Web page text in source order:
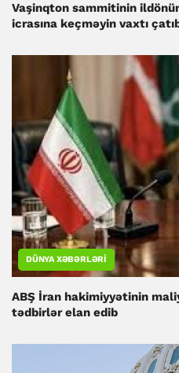
Vaşinqton sammitinin
icrasına keçməyin vaxtı
DÜNYA XƏBƏRLƏRI
ABŞ İran hakimiyyətinin
tədbirlər elan edib